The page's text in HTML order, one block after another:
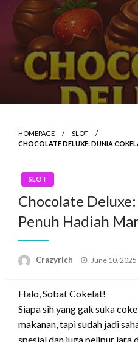
HOMEPAGE
SLOT
CHOCOLATE DELUXE: DUNIA
SLOT
Chocolate
Penuh Hadiah
Crazyrich
Posted
June 10, 2025
Halo, Sobat Cokelat!
Siapa sih yang gak suka
makanan, tapi sudah jadi
spesial dan juga pelipur